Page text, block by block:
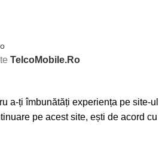
TelcoMobile.Ro
a-ți îmbunătăți experiența pe site-ul
pe acest site, ești de acord cu